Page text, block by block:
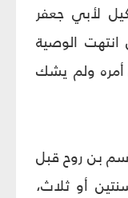
لأبي جعفر
الوصية
أمره ولم يشك
بن روح قبل
أو ثلاث،